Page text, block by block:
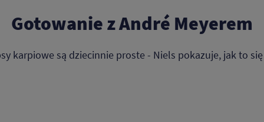
Gotowanie z André Meyerem
karpiowe są dziecinnie proste - Niels pokazuje, jak to